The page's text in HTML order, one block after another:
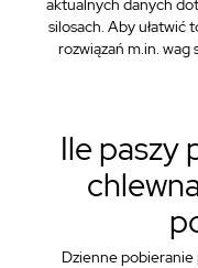
aktualnych danych
silosach. Aby ułatwić
rozwiązań m.in.
Ile paszy
Dzienne pobieranie